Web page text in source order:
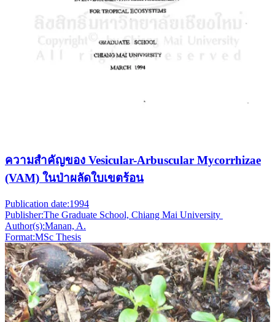
ความสำคัญของ Vesicular-Arbuscular Mycorrhizae
(VAM) ในป่าผลัดใบเขตร้อน
Publication date:1994
Publisher:The Graduate School, Chiang Mai University
Author(s):Manan, A.
Format:MSc Thesis